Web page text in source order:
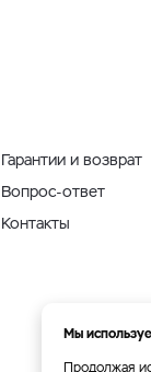
Гарантии и возврат
Вопрос-ответ
Контакты
Мы
Продолжая